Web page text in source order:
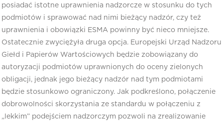
posiadać istotne uprawnienia nadzorcze w stosunku do tych
podmiotów i sprawować nad nimi bieżący nadzór, czy też
uprawnienia i obowiązki ESMA powinny być nieco mniejsze.
Ostatecznie zwyciężyła druga opcja. Europejski Urząd Nadzoru
Giełd i Papierów Wartościowych będzie zobowiązany do
autoryzacji podmiotów uprawnionych do oceny zielonych
obligacji, jednak jego bieżący nadzór nad tym podmiotami
będzie stosunkowo ograniczony. Jak podkreślono, połączenie
dobrowolności skorzystania ze standardu w połączeniu z
„lekkim” podejściem nadzorczym pozwoli na zrealizowanie